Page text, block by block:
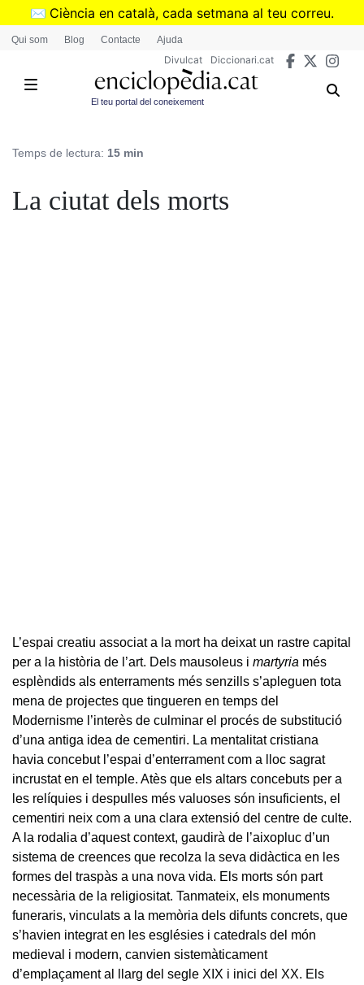
Vés
✉️ Ciència en català, cada setmana al teu correu.
➜Subscriu-te al butlletí de Divulcat
Qui som Blog Contacte Ajuda
Divulcat Diccionari.cat
El teu portal del coneixement
Temps de lectura: 15 min
La ciutat dels morts
L’espai creatiu associat a la mort ha deixat un rastre capital
per a la història de l’art. Dels mausoleus i martyria més
esplèndids als enterraments més senzills s’apleguen tota
mena de projectes que tingueren en temps del
Modernisme l’interès de culminar el procés de substitució
d’una antiga idea de cementiri. La mentalitat cristiana
havia concebut l’espai d’enterrament com a lloc sagrat
incrustat en el temple. Atès que els altars concebuts per a
les relíquies i despulles més valuoses són insuficients, el
cementiri neix com a una clara extensió del centre de culte.
A la rodalia d’aquest context, gaudirà de l’aixopluc d’un
sistema de creences que recolza la seva didàctica en les
formes del traspàs a una nova vida. Els morts són part
necessària de la religiositat. Tanmateix, els monuments
funeraris, vinculats a la memòria dels difunts concrets, que
s’havien integrat en les esglésies i catedrals del món
medieval i modern, canvien sistemàticament
d’emplaçament al llarg del segle XIX i inici del XX. Els